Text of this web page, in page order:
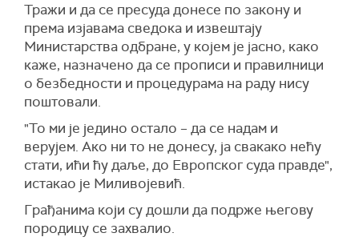
Тражи и да се пресуда донесе по закону и
према изјавама сведока и извештају
Министарства одбране, у којем је јасно, како
каже, назначено да се прописи и правилници
о безбедности и процедурама на раду нису
поштовали.
"То ми је једино остало – да се надам и
верујем. Ако ни то не донесу, ја свакако нећу
стати, ићи ћу даље, до Европског суда правде",
истакао је Миливојевић.
Грађанима који су дошли да подрже његову
породицу се захвалио.